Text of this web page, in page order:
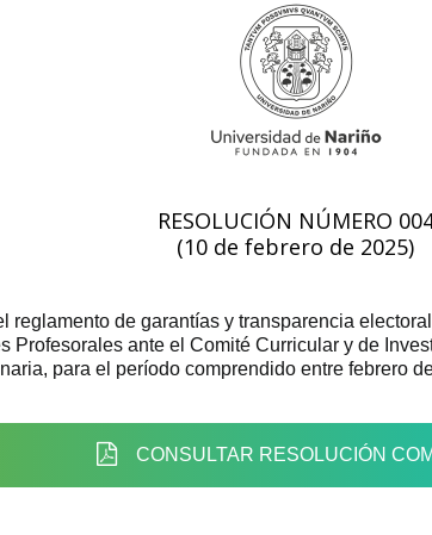
RESOLUCIÓN NÚMERO
(10 de febrero de 2025)
reglamento de garantías y transparencia
Profesorales ante el Comité Curricular y de
para el período comprendido entre febrero
CONSULTAR RESOLUCIÓN